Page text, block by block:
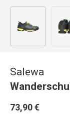
Bild 1 in
Salewa
73,90 €